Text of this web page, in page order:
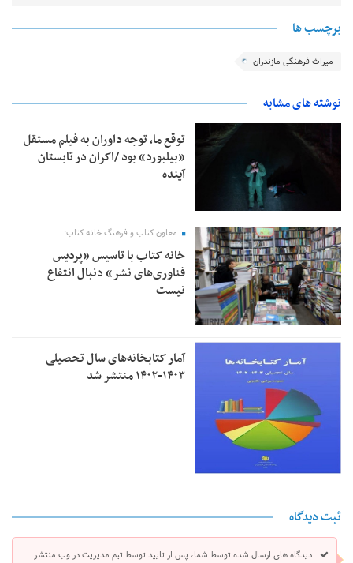
برچسب ها
میراث فرهنگی مازندران
نوشته های مشابه
توقع ما، توجه داوران به فیلم مستقل
«بیلبورد» بود /اکران در تابستان
آینده
معاون کتاب و فرهنگ خانه کتاب:
خانه کتاب با تاسیس «پردیس
فناوری‌های نشر» دنبال انتفاع
نیست
آمار کتابخانه‌های سال تحصیلی
۱۴۰۳-۱۴۰۲ منتشر شد
ثبت دیدگاه
دیدگاه های ارسال شده توسط شما، پس از تایید توسط تیم مدیریت در وب منتشر